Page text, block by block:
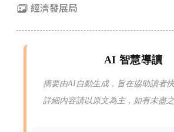
經濟發展局
AI 智慧導讀
摘要由AI自動生成，旨在協助讀者快
詳細內容請以原文為主，如有未盡之